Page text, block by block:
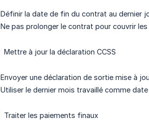
Définir la date de fin du contrat au dernier
Ne pas prolonger le contrat pour couvrir
Mettre à jour la déclaration CCSS
Envoyer une déclaration de sortie mise à
Utiliser le dernier mois travaillé comme
Traiter les paiements finaux